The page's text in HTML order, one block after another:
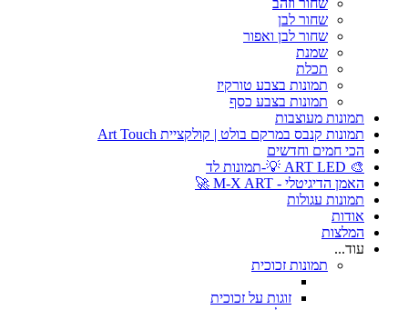
שחור לבן
שחור לבן ואפור
שמנת
תכלת
תמונות בצבע טורקיז
תמונות בצבע כסף
תמונות מעוצבות
תמונות קנבס במרקם בולט | קולקציית Art Touch
הכי חמים וחדשים
🎨 ART LED 💡-תמונות לד
האמן הדיגיטלי - M-X ART 🚀
תמונות עגולות
אודות
המלצות
עוד...
תמונות זכוכית
זוגות על זכוכית